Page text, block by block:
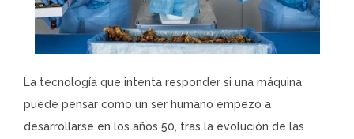
La tecnología que intenta responder si una máquina
puede pensar como un ser humano empezó a
desarrollarse en los años 50, tras la evolución de las